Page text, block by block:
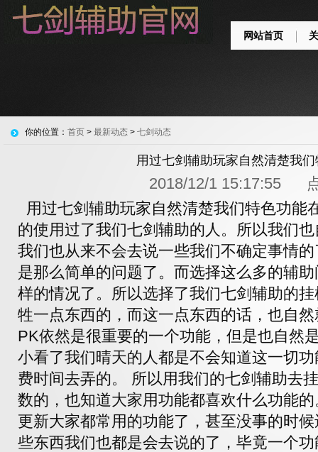
网站首页
你的位置： 首页 > 最新动态 > 七剑动态
用过七剑辅助玩家自然清楚我
2018/12/1 15:17:55
用过七剑辅助玩家自然清楚我们特色功能
的使用过了我们七剑辅助的人。所以我们
我们也从来不会去说一些我们不确定事情
是那么简单的问题了。而选择这么多的辅
样的情况了。所以选择了我们七剑辅助的
牲一点东西的，而这一点东西的话，也自
PK依然是很重要的一个功能，但是也自然
小看了我们晴天的人都是不会知道这一切
费时间去弄的。 所以用我们的七剑辅助去
数的，也知道大家用功能都喜欢什么功能
更新大家都常用的功能了，甚至没事的时
些东西我们也都是会去说的了，毕竟一个